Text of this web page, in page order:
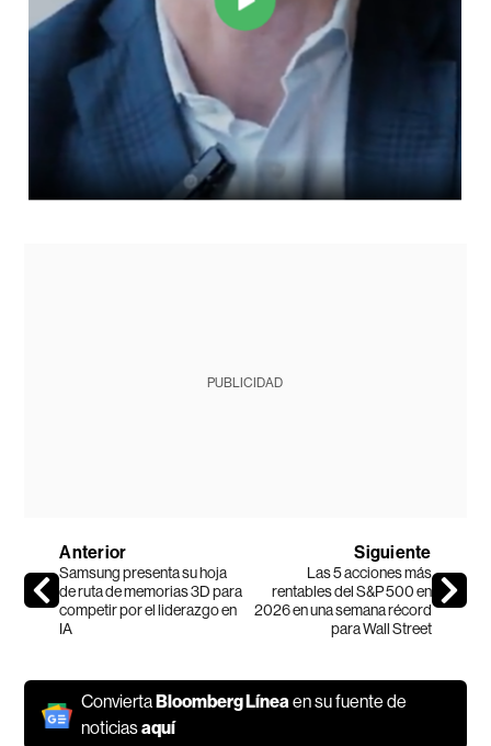
PUBLICIDAD
Anterior
Samsung presenta su hoja
de ruta de memorias 3D para
competir por el liderazgo en
IA
Siguiente
Las 5 acciones más
rentables del S&P 500 en
2026 en una semana récord
para Wall Street
Convierta Bloomberg Líneaen su fuente de
noticiasaquí